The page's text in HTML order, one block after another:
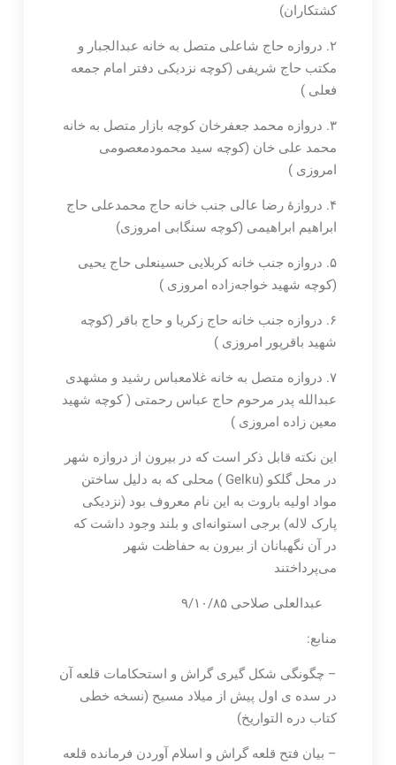
کشتکاران)
۲. دروازه حاج شاعلی متصل به خانه عبدالجبار و
مکتب حاج شریفی (کوچه نزدیکی دفتر امام جمعه
فعلی )
۳. دروازه محمد جعفرخان کوچه بازار متصل به خانه
محمد علی خان (کوچه سید محمودمعصومی
امروزی )
۴. دروازۀ رضا عالی جنب خانه حاج محمدعلی حاج
ابراهیم ابراهیمی (کوچه سنگابی امروزی)
۵. دروازه جنب خانه کربلایی حسینعلی حاج یحیی
(کوچه شهید خواجه‌زاده امروزی )
۶. دروازه جنب خانه حاج زکریا و حاج باقر (کوچه
شهید باقرپور امروزی )
۷. دروازه متصل به خانه غلامعباس رشید و مشهدی
عبدالله پدر مرحوم حاج عباس رحمتی ( کوچه شهید
معین زاده امروزی )
این نکته قابل ذکر است که در بیرون از دروازه شهر
در محل گلکو (Gelku ) محلی که به دلیل ساختن
مواد اولیه باروت به این نام معروف بود (نزدیکی
پارک لاله) برجی استوانه‌ای و بلند وجود داشت که
در آن نگهبانان از بیرون به حفاظت شهر
می‌پرداختند
عبدالعلی صلاحی ۹/۱۰/۸۵
منابع:
– چگونگی شکل گیری گراش و استحکامات قلعه آن
در سده ی اول پیش از میلاد مسیح (نسخه خطی
کتاب دره التواریخ)
– بیان فتح قلعه گراش و اسلام آوردن فرمانده قلعه